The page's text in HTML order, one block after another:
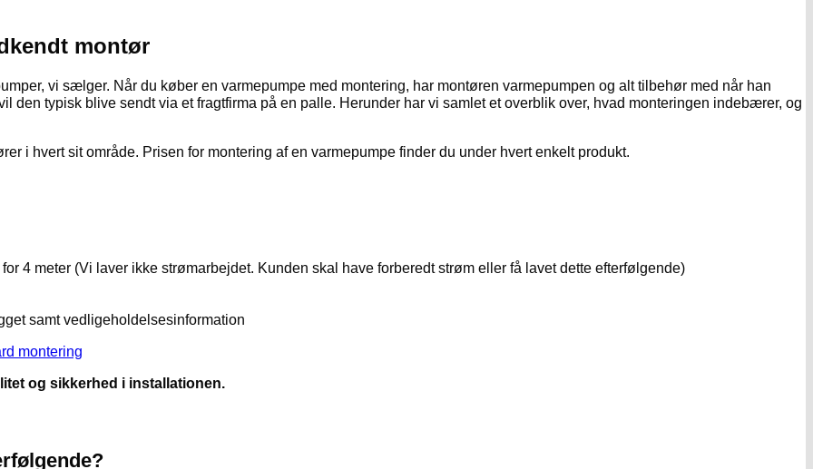
montør
vi sælger. Når du køber en varmepumpe med montering, har montøren varmepumpen og alt tilbehør med når han
den typisk blive sendt via et fragtfirma på en palle. Herunder har vi samlet et overblik over, hvad monteringen indebærer, og
i hvert sit område. Prisen for montering af en varmepumpe finder du under hvert enkelt produkt.
4 meter (Vi laver ikke strømarbejdet. Kunden skal have forberedt strøm eller få lavet dette efterfølgende)
samt vedligeholdelsesinformation
montering
og sikkerhed i installationen.